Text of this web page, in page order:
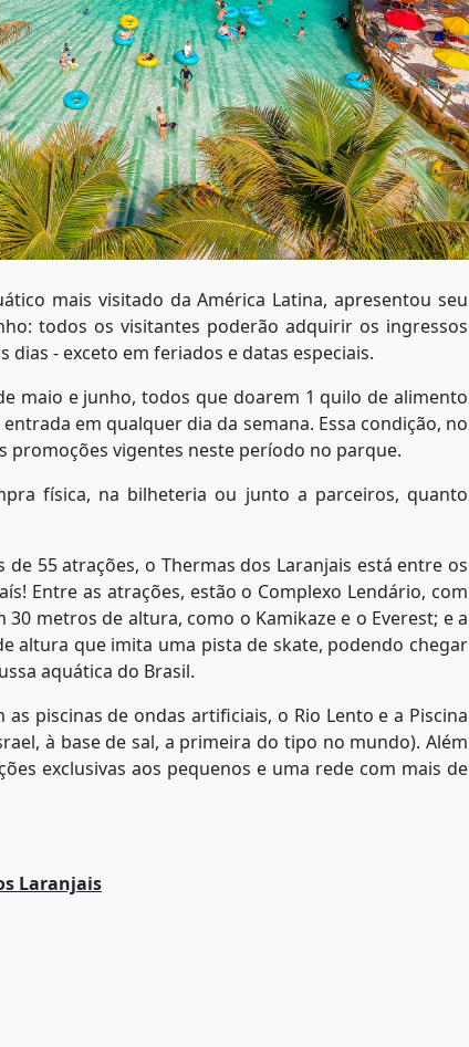
mais visitado da América Latina, apresentou seu
todos os visitantes poderão adquirir os ingressos
dias - exceto em feriados e datas especiais.
maio e junho, todos que doarem 1 quilo de alimento
em qualquer dia da semana. Essa condição, no
promoções vigentes neste período no parque.
física, na bilheteria ou junto a parceiros, quanto
55 atrações, o Thermas dos Laranjais está entre os
Entre as atrações, estão o Complexo Lendário, com
metros de altura, como o Kamikaze e o Everest; e a
altura que imita uma pista de skate, podendo chegar
aquática do Brasil.
piscinas de ondas artificiais, o Rio Lento e a Piscina
à base de sal, a primeira do tipo no mundo). Além
exclusivas aos pequenos e uma rede com mais de
Laranjais